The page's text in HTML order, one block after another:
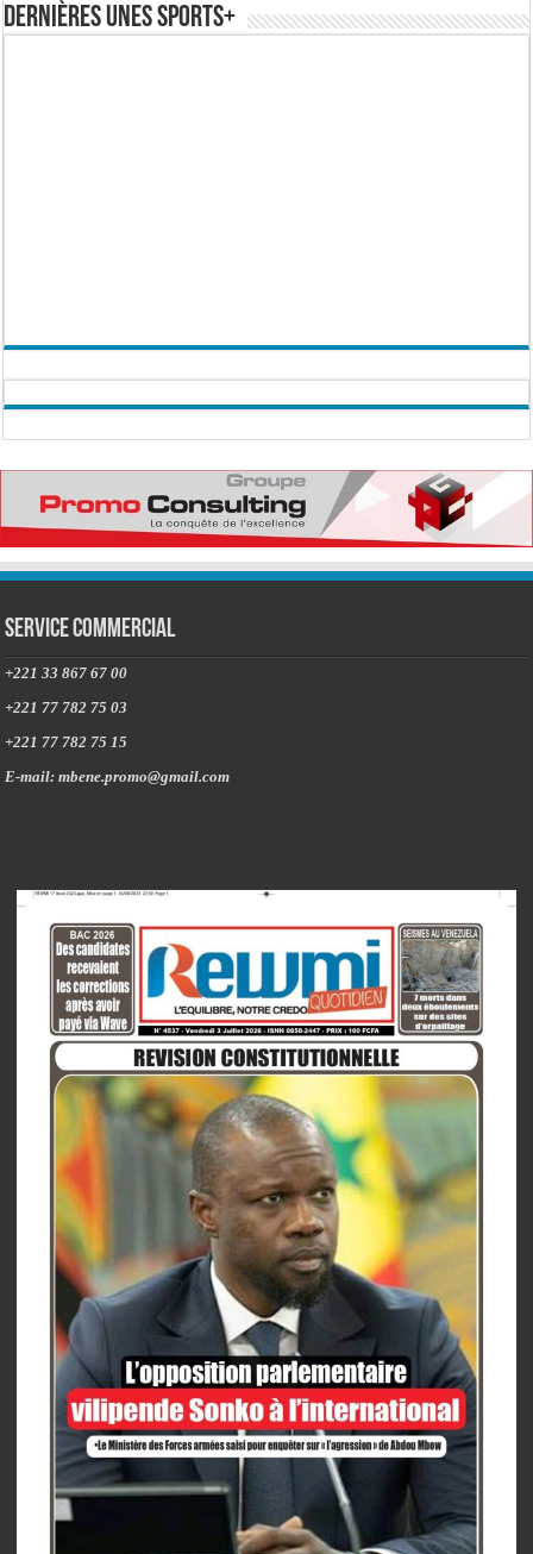
Dernières Unes Sports+
Service commercial
+221 33 867 67 00
+221 77 782 75 03
+221 77 782 75 15
E-mail: mbene.promo@gmail.com